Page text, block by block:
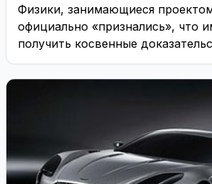
Физики, занимающиеся
официально «признались», что
получить косвенные
существования темной материи:
arXiv.org появился